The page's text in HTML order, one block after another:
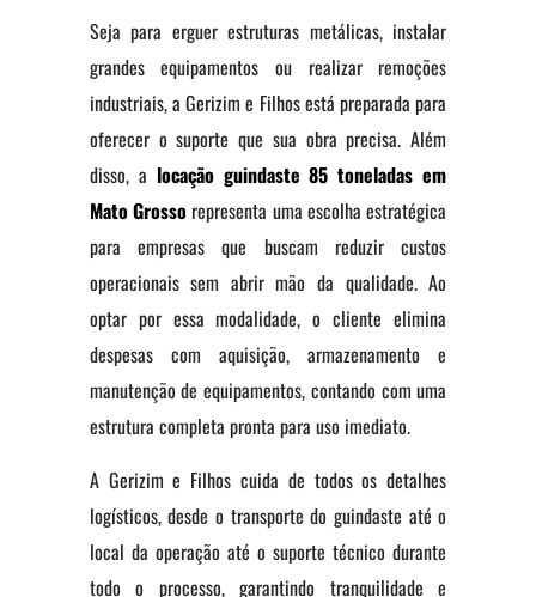
Seja para erguer estruturas metálicas, instalar
grandes equipamentos ou realizar remoções
industriais, a Gerizim e Filhos está preparada para
oferecer o suporte que sua obra precisa. Além
disso, a locação guindaste 85 toneladas em
Mato Grosso representa uma escolha estratégica
para empresas que buscam reduzir custos
operacionais sem abrir mão da qualidade. Ao
optar por essa modalidade, o cliente elimina
despesas com aquisição, armazenamento e
manutenção de equipamentos, contando com uma
estrutura completa pronta para uso imediato.
A Gerizim e Filhos cuida de todos os detalhes
logísticos, desde o transporte do guindaste até o
local da operação até o suporte técnico durante
todo o processo, garantindo tranquilidade e